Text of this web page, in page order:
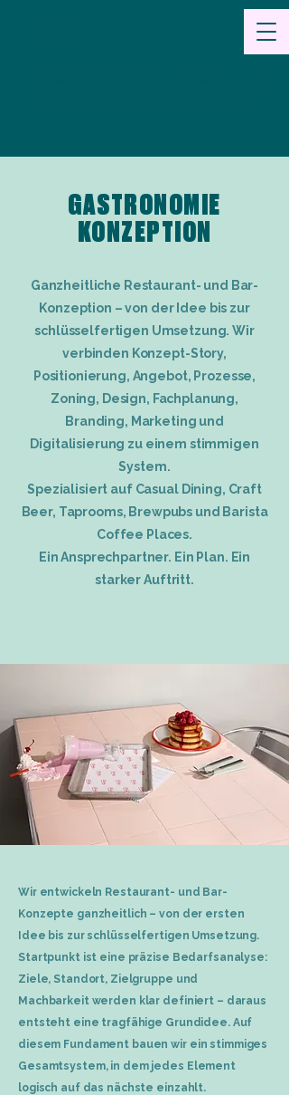
GASTRONOMIE
KONZEPTION
Ganzheitliche Restaurant- und Bar-
Konzeption – von der Idee bis zur
schlüsselfertigen Umsetzung. Wir
verbinden Konzept-Story,
Positionierung, Angebot, Prozesse,
Zoning, Design, Fachplanung,
Branding, Marketing und
Digitalisierung zu einem stimmigen
System.
Spezialisiert auf Casual Dining, Craft
Beer, Taprooms, Brewpubs und Barista
Coffee Places.
Ein Ansprechpartner. Ein Plan. Ein
starker Auftritt.
Wir entwickeln Restaurant- und Bar-
Konzepte ganzheitlich – von der ersten
Idee bis zur schlüsselfertigen Umsetzung.
Startpunkt ist eine präzise Bedarfsanalyse:
Ziele, Standort, Zielgruppe und
Machbarkeit werden klar definiert – daraus
entsteht eine tragfähige Grundidee. Auf
diesem Fundament bauen wir ein stimmiges
Gesamtsystem, in dem jedes Element
logisch auf das nächste einzahlt.